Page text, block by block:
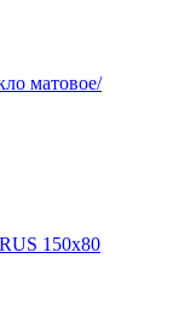
матовое/
150х80